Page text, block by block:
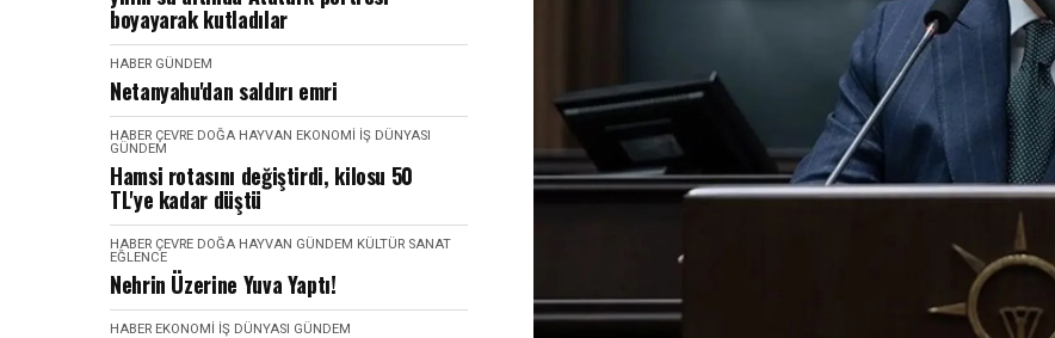
boyayarak kutladılar
HABER GÜNDEM
Netanyahu'dan saldırı emri
HABER ÇEVRE DOĞA HAYVAN EKONOMI İŞ DÜNYASI
GÜNDEM
Hamsi rotasını değiştirdi, kilosu 50
TL'ye kadar düştü
HABER ÇEVRE DOĞA HAYVAN GÜNDEM KÜLTÜR SANAT
EĞLENCE
Nehrin Üzerine Yuva Yaptı!
HABER EKONOMI İŞ DÜNYASI GÜNDEM